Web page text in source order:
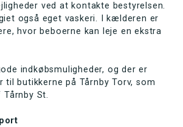
ved at kontakte bestyrelsen.
også eget vaskeri. I kælderen er
hvor beboerne kan leje en ekstra
indkøbsmuligheder, og der er
til butikkerne på Tårnby Torv, som
Tårnby St.